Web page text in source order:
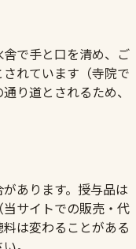
で手と口を清め、ご
れています（寺院で
り道とされるため、
あります。授与品は
サイトでの販売・代
は変わることがある